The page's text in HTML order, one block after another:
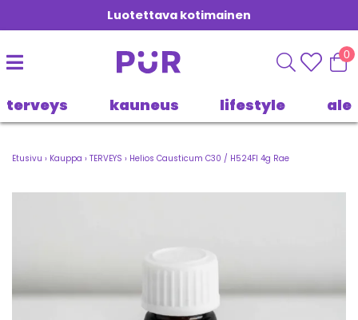
Luotettava kotimainen
0
terveys kauneus lifestyle ale
Etusivu › Kauppa › TERVEYS › Helios Causticum C30 / H524FI 4g Rae